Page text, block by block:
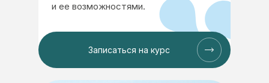
и ее возможностями.
Записаться на курс